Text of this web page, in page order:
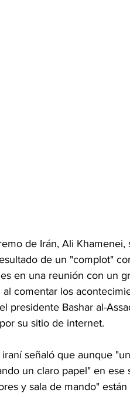
de Irán, Ali
de un "complot"
en una reunión con un
al comentar los
presidente Bashar al-
su sitio de internet.
señaló que aunque
un claro papel" en ese
y sala de mando"